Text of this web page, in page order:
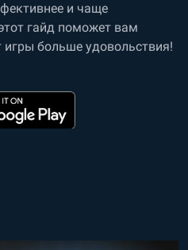
и чаще
гайд поможет вам
больше удовольствия!